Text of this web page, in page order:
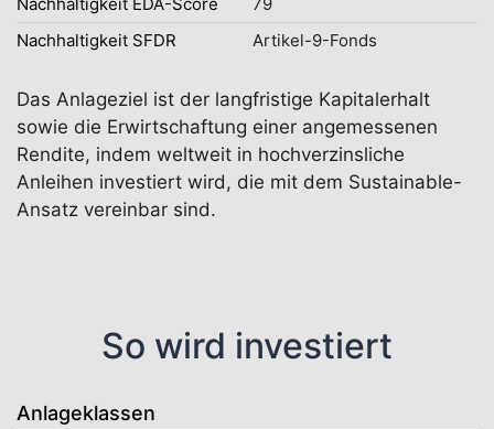
Nachhaltigkeit SFDR
Artikel-9-Fonds
Das Anlageziel ist der langfristige Kapitalerhalt
sowie die Erwirtschaftung einer angemessenen
Rendite, indem weltweit in hochverzinsliche
Anleihen investiert wird, die mit dem Sustainable-
Ansatz vereinbar sind.
So wird investiert
Anlageklassen